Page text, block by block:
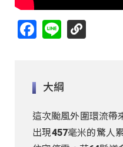
Facebook
Line
大綱
這次颱風外圍環流帶
出現457毫米的驚人